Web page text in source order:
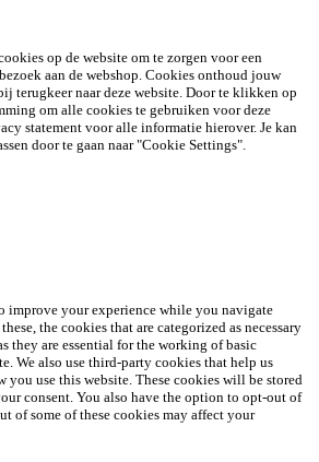
op de website om te zorgen voor een
aan de webshop. Cookies onthoud jouw
terugkeer naar deze website. Door te klikken op
om alle cookies te gebruiken voor deze
statement voor alle informatie hierover. Je kan
door te gaan naar "Cookie Settings".
improve your experience while you navigate
the cookies that are categorized as necessary
they are essential for the working of basic
We also use third-party cookies that help us
you use this website. These cookies will be stored
consent. You also have the option to opt-out of
of some of these cookies may affect your